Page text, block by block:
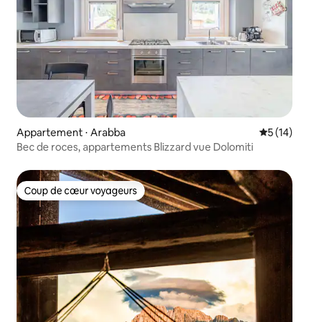
Appartement ⋅ Arabba
5 (14)
Bec de roces, appartements Blizzard vue Dolomiti
Coup de cœur voyageurs
Coup de cœur voyageurs